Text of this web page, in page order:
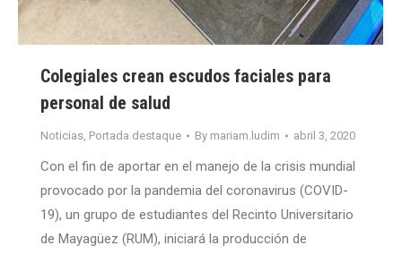
Colegiales crean escudos faciales para
personal de salud
Noticias, Portada destaque By mariam.ludim abril 3, 2020
Con el fin de aportar en el manejo de la crisis mundial
provocado por la pandemia del coronavirus (COVID-
19), un grupo de estudiantes del Recinto Universitario
de Mayagüez (RUM), iniciará la producción de